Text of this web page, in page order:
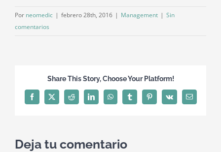
Por neomedic | febrero 28th, 2016 | Management | Sin
comentarios
Share This Story, Choose Your Platform!
Facebook
X Reddit LinkedInWhatsAppTumblrPinterest
Vk
Correo
electrónico
Deja tu comentario